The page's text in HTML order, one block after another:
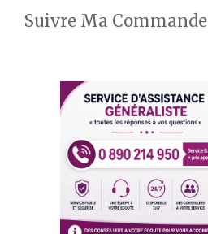
Suivre Ma Commande